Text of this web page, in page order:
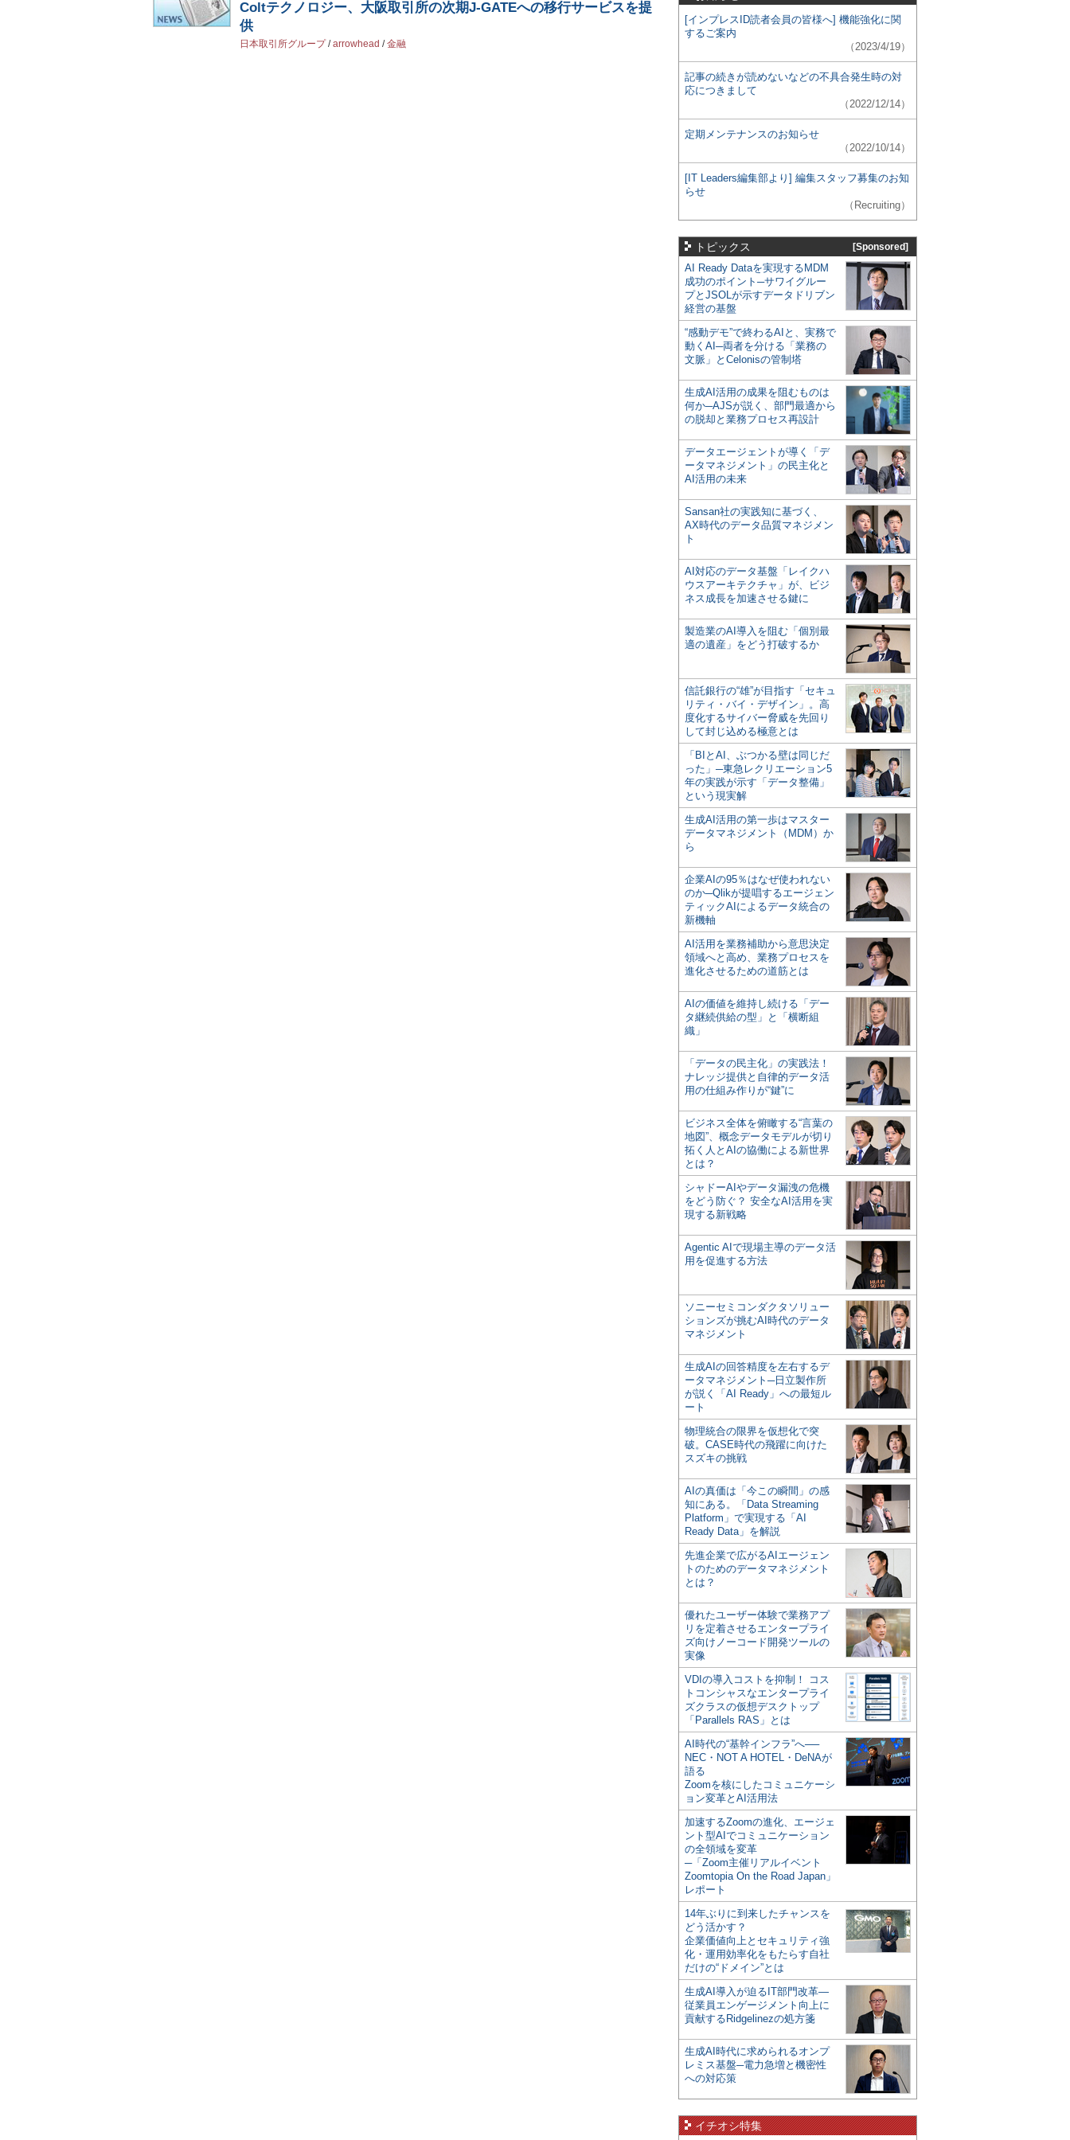
Coltテクノロジー、大阪取引所の次期J-GATEへの移行サービスを提
供
日本取引所グループ/arrowhead /金融
[インプレスID読者会員の皆様へ] 機能強化に関
するご案内
（2023/4/19）
記事の続きが読めないなどの不具合発生時の対
応につきまして
（2022/12/14）
定期メンテナンスのお知らせ
（2022/10/14）
[IT Leaders編集部より] 編集スタッフ募集のお知
らせ
（Recruiting）
トピックス [Sponsored]
AI Ready Dataを実現するMDM
成功のポイント─サワイグルー
プとJSOLが示すデータドリブン
経営の基盤
“感動デモ”で終わるAIと、実務で
動くAI─両者を分ける「業務の
文脈」とCelonisの管制塔
生成AI活用の成果を阻むものは
何か─AJSが説く、部門最適から
の脱却と業務プロセス再設計
データエージェントが導く「デ
ータマネジメント」の民主化と
AI活用の未来
Sansan社の実践知に基づく、
AX時代のデータ品質マネジメン
ト
AI対応のデータ基盤「レイクハ
ウスアーキテクチャ」が、ビジ
ネス成長を加速させる鍵に
製造業のAI導入を阻む「個別最
適の遺産」をどう打破するか
信託銀行の“雄”が目指す「セキュ
リティ・バイ・デザイン」。高
度化するサイバー脅威を先回り
して封じ込める極意とは
「BIとAI、ぶつかる壁は同じだ
った」─東急レクリエーション5
年の実践が示す「データ整備」
という現実解
生成AI活用の第一歩はマスター
データマネジメント（MDM）か
ら
企業AIの95％はなぜ使われない
のか─Qlikが提唱するエージェン
ティックAIによるデータ統合の
新機軸
AI活用を業務補助から意思決定
領域へと高め、業務プロセスを
進化させるための道筋とは
AIの価値を維持し続ける「デー
タ継続供給の型」と「横断組
織」
「データの民主化」の実践法！
ナレッジ提供と自律的データ活
用の仕組み作りが“鍵”に
ビジネス全体を俯瞰する“言葉の
地図”、概念データモデルが切り
拓く人とAIの協働による新世界
とは？
シャドーAIやデータ漏洩の危機
をどう防ぐ？ 安全なAI活用を実
現する新戦略
Agentic AIで現場主導のデータ活
用を促進する方法
ソニーセミコンダクタソリュー
ションズが挑むAI時代のデータ
マネジメント
生成AIの回答精度を左右するデ
ータマネジメント─日立製作所
が説く「AI Ready」への最短ル
ート
物理統合の限界を仮想化で突
破。CASE時代の飛躍に向けた
スズキの挑戦
AIの真価は「今この瞬間」の感
知にある。「Data Streaming
Platform」で実現する「AI
Ready Data」を解説
先進企業で広がるAIエージェン
トのためのデータマネジメント
とは？
優れたユーザー体験で業務アプ
リを定着させるエンタープライ
ズ向けノーコード開発ツールの
実像
VDIの導入コストを抑制！ コス
トコンシャスなエンタープライ
ズクラスの仮想デスクトップ
「Parallels RAS」とは
AI時代の“基幹インフラ”へ──
NEC・NOT A HOTEL・DeNAが
語る
Zoomを核にしたコミュニケーシ
ョン変革とAI活用法
加速するZoomの進化、エージェ
ント型AIでコミュニケーション
の全領域を変革
─「Zoom主催リアルイベント
Zoomtopia On the Road Japan」
レポート
14年ぶりに到来したチャンスを
どう活かす？
企業価値向上とセキュリティ強
化・運用効率化をもたらす自社
だけの“ドメイン”とは
生成AI導入が迫るIT部門改革―
従業員エンゲージメント向上に
貢献するRidgelinezの処方箋
生成AI時代に求められるオンプ
レミス基盤─電力急増と機密性
への対応策
イチオシ特集